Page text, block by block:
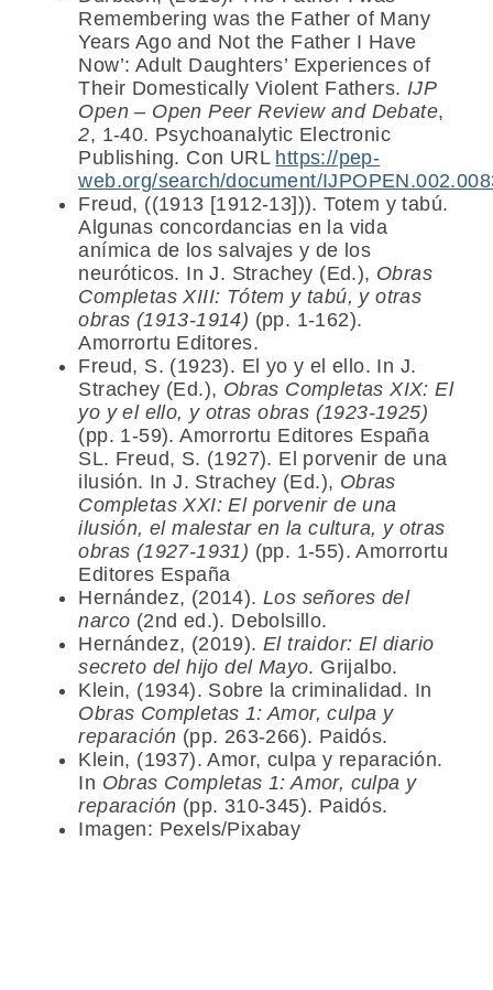
Remembering was the Father of Many
Years Ago and Not the Father I Have
Now’: Adult Daughters’ Experiences of
Their Domestically Violent Fathers. IJP
Open – Open Peer Review and Debate,
2, 1-40. Psychoanalytic Electronic
Publishing. Con URL https://pep-
web.org/search/document/
Freud, ((1913 [1912-13])). Totem y tabú.
Algunas concordancias en la vida
anímica de los salvajes y de los
neuróticos. In J. Strachey (Ed.), Obras
Completas XIII: Tótem y tabú, y otras
obras (1913-1914) (pp. 1-162).
Amorrortu Editores.
Freud, S. (1923). El yo y el ello. In J.
Strachey (Ed.), Obras Completas XIX: El
yo y el ello, y otras obras (1923-1925)
(pp. 1-59). Amorrortu Editores España
SL. Freud, S. (1927). El porvenir de una
ilusión. In J. Strachey (Ed.), Obras
Completas XXI: El porvenir de una
ilusión, el malestar en la cultura, y otras
obras (1927-1931) (pp. 1-55). Amorrortu
Editores España
Hernández, (2014). Los señores del
narco (2nd ed.). Debolsillo.
Hernández, (2019). El traidor: El diario
secreto del hijo del Mayo. Grijalbo.
Klein, (1934). Sobre la criminalidad. In
Obras Completas 1: Amor, culpa y
reparación (pp. 263-266). Paidós.
Klein, (1937). Amor, culpa y reparación.
In Obras Completas 1: Amor, culpa y
reparación (pp. 310-345). Paidós.
Imagen: Pexels/Pixabay